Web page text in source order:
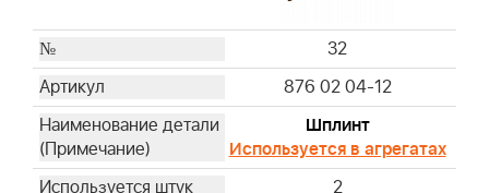
32
876 02 04-12
Шплинт
Используется в агрегатах
2